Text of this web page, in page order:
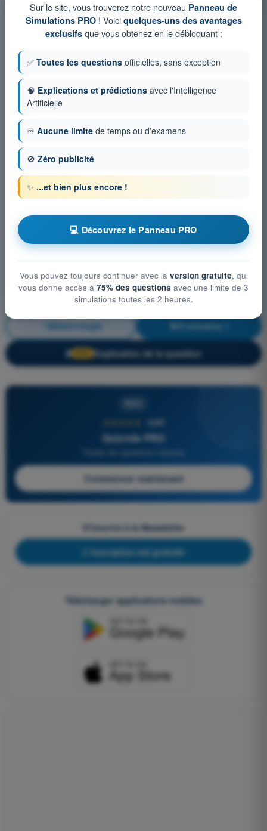
S'entraîner !
🔒 Explication de la question
4,6/5
Quizvds PRO
Commencer maintenant
S'inscrire à la Newsletter
L'inscription est gratuite
Télécharger applications mobiles
Sur le site, vous trouverez notre nouveau Panneau de
Simulations PRO! Voici quelques-uns des avantages
exclusifsque vous obtenez en le débloquant :
✅ Toutes les questions officielles, sans exception
🧠 Explications et prédictions avec l'Intelligence
Artificielle
♾️ Aucune limite de temps ou d'examens
🚫 Zéro publicité
✨ ...et bien plus encore !
💻 Découvrez le Panneau PRO
Vous pouvez toujours continuer avec la version gratuite, qui
vous donne accès à 75% des questions avec une limite de 3
simulations toutes les 2 heures.